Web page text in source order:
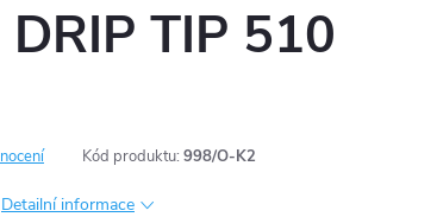
TIP 510
Kód produktu: 998/O-K2
Detailní informace